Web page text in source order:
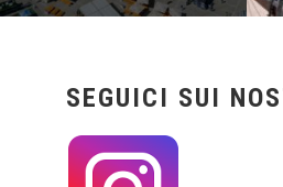
SEGUICI SUI